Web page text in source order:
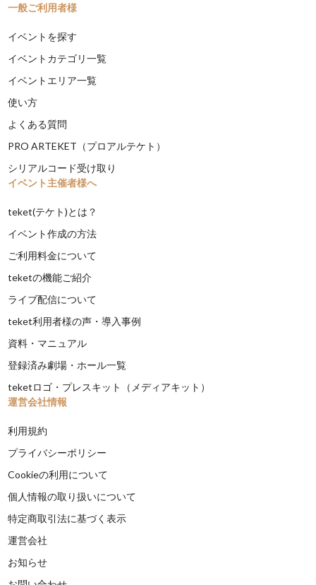
一般ご利用者様
イベントを探す
イベントカテゴリ一覧
イベントエリア一覧
使い方
よくある質問
PRO ARTEKET（プロアルテケト）
シリアルコード受け取り
イベント主催者様へ
teket(テケト)とは？
イベント作成の方法
ご利用料金について
teketの機能ご紹介
ライブ配信について
teket利用者様の声・導入事例
資料・マニュアル
登録済み劇場・ホール一覧
teketロゴ・プレスキット（メディアキット）
運営会社情報
利用規約
プライバシーポリシー
Cookieの利用について
個人情報の取り扱いについて
特定商取引法に基づく表示
運営会社
お知らせ